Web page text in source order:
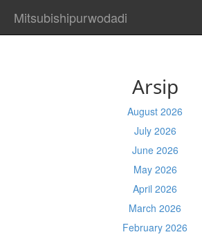
Mitsubishipurwodadi
Arsip
August 2026
July 2026
June 2026
May 2026
April 2026
March 2026
February 2026